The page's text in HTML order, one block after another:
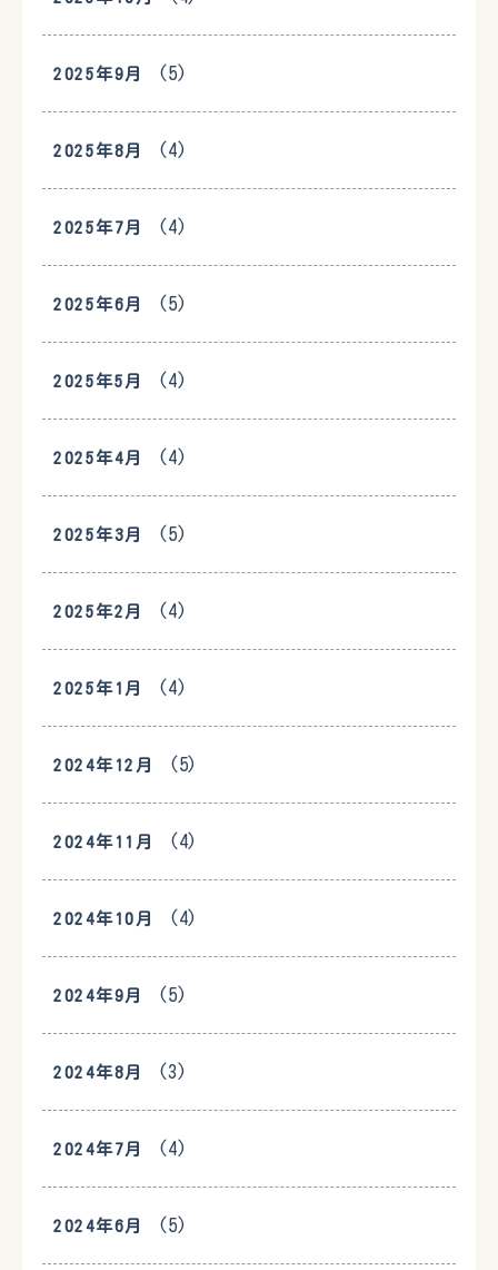
2025年9月 (5)
2025年8月 (4)
2025年7月 (4)
2025年6月 (5)
2025年5月 (4)
2025年4月 (4)
2025年3月 (5)
2025年2月 (4)
2025年1月 (4)
2024年12月 (5)
2024年11月 (4)
2024年10月 (4)
2024年9月 (5)
2024年8月 (3)
2024年7月 (4)
2024年6月 (5)